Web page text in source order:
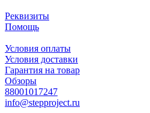
Реквизиты
Помощь
Условия оплаты
Условия доставки
Гарантия на товар
Обзоры
88001017247
info@stepproject.ru